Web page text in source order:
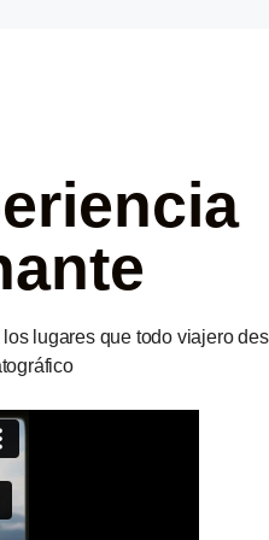
lugares que todo viajero